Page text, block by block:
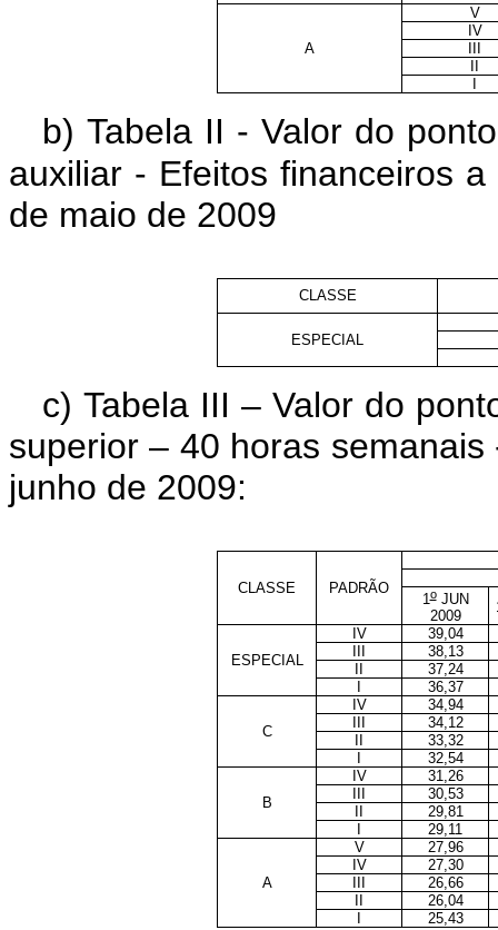
A
V
IV
b) Tabela II -Valor do
auxiliar - Efeitos financeiros
de maio de 2009
CLASSE
ESPECIAL
c) Tabela III – Valor do
superior – 40 horas
junho de 2009:
CLASSE PADRÃO
1oJUN
2009
ESPECIAL
IV
39,04
38,13
37,24
36,37
C
IV
34,94
34,12
33,32
32,54
B
IV
31,26
30,53
29,81
29,11
A
V
27,96
IV
27,30
26,66
26,04
25,43